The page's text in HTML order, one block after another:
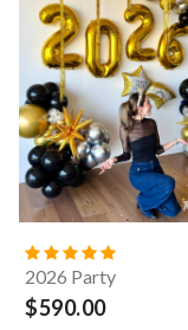
2026 Party
$590.00